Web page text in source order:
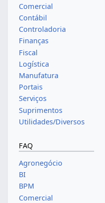
Comercial
Contábil
Controladoria
Finanças
Fiscal
Logística
Manufatura
Portais
Serviços
Suprimentos
Utilidades/Diversos
FAQ
Agronegócio
BI
BPM
Comercial